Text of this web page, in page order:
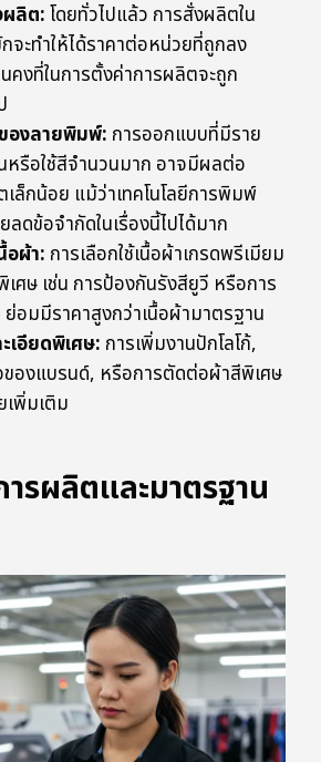
ผลิต:โดยทั่วไปแล้ว การสั่งผลิตใน
ะทำให้ได้ราคาต่อหน่วยที่ถูกลง
คงที่ในการตั้งค่าการผลิตจะถูก
องลายพิมพ์: การออกแบบที่มีราย
หรือใช้สีจำนวนมาก อาจมีผลต่อ
ล็กน้อย แม้ว่าเทคโนโลยีการพิมพ์
ลดข้อจำกัดในเรื่องนี้ไปได้มาก
อผ้า: การเลือกใช้เนื้อผ้าเกรดพรีเมียม
ษ เช่น การป้องกันรังสียูวี หรือการ
อมมีราคาสูงกว่าเนื้อผ้ามาตรฐาน
เอียดพิเศษ: การเพิ่มงานปักโลโก้,
องแบรนด์, หรือการตัดต่อผ้าสีพิเศษ
เพิ่มเติม
ารผลิตและมาตรฐาน